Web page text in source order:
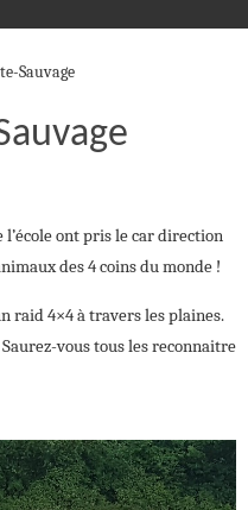
Sauvage
ont pris le car direction
des 4 coins du monde !
raid 4×4 à travers les plaines.
vous tous les reconnaitre